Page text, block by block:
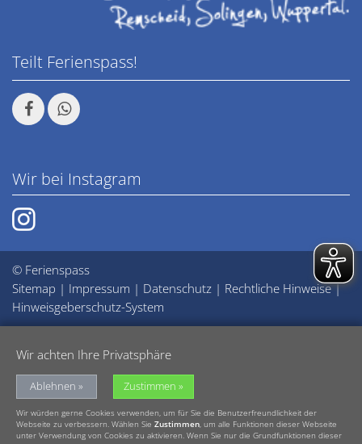
Teilt Ferienspass!
Wir bei Instagram
© Ferienspass
Sitemap | Impressum | Datenschutz | Rechtliche Hinweise|
Hinweisgeberschutz-System
Wir achten Ihre Privatsphäre
Ablehnen Zustimmen
Wir würden gerne Cookies verwenden, um für Sie die Benutzerfreundlichkeit der
Webseite zu verbessern. Wählen Sie Zustimmen, um alle Funktionen dieser Webseite
unter Verwendung von Cookies zu aktivieren. Wenn Sie nur die Grundfunktionen dieser